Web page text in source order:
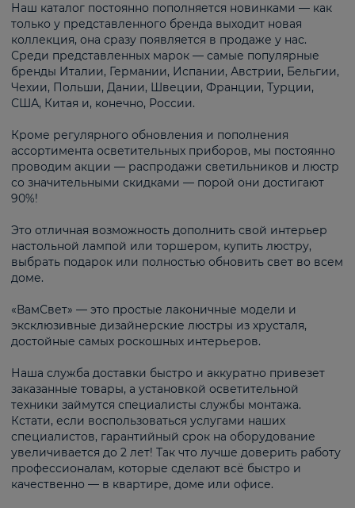
Наш каталог постоянно пополняется новинками — как
только у представленного бренда выходит новая
коллекция, она сразу появляется в продаже у нас.
Среди представленных марок — самые популярные
бренды Италии, Германии, Испании, Австрии, Бельгии,
Чехии, Польши, Дании, Швеции, Франции, Турции,
США, Китая и, конечно, России.
Кроме регулярного обновления и пополнения
ассортимента осветительных приборов, мы постоянно
проводим акции — распродажи светильников и люстр
со значительными скидками — порой они достигают
90%!
Это отличная возможность дополнить свой интерьер
настольной лампой или торшером, купить люстру,
выбрать подарок или полностью обновить свет во всем
доме.
«ВамСвет» — это простые лаконичные модели и
эксклюзивные дизайнерские люстры из хрусталя,
достойные самых роскошных интерьеров.
Наша служба доставки быстро и аккуратно привезет
заказанные товары, а установкой осветительной
техники займутся специалисты службы монтажа.
Кстати, если воспользоваться услугами наших
специалистов, гарантийный срок на оборудование
увеличивается до 2 лет! Так что лучше доверить работу
профессионалам, которые сделают всё быстро и
качественно — в квартире, доме или офисе.